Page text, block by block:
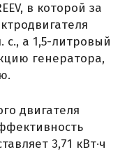
в которой за
а 1,5-литровый
генератора,
двигателя
3,71 кВт·ч